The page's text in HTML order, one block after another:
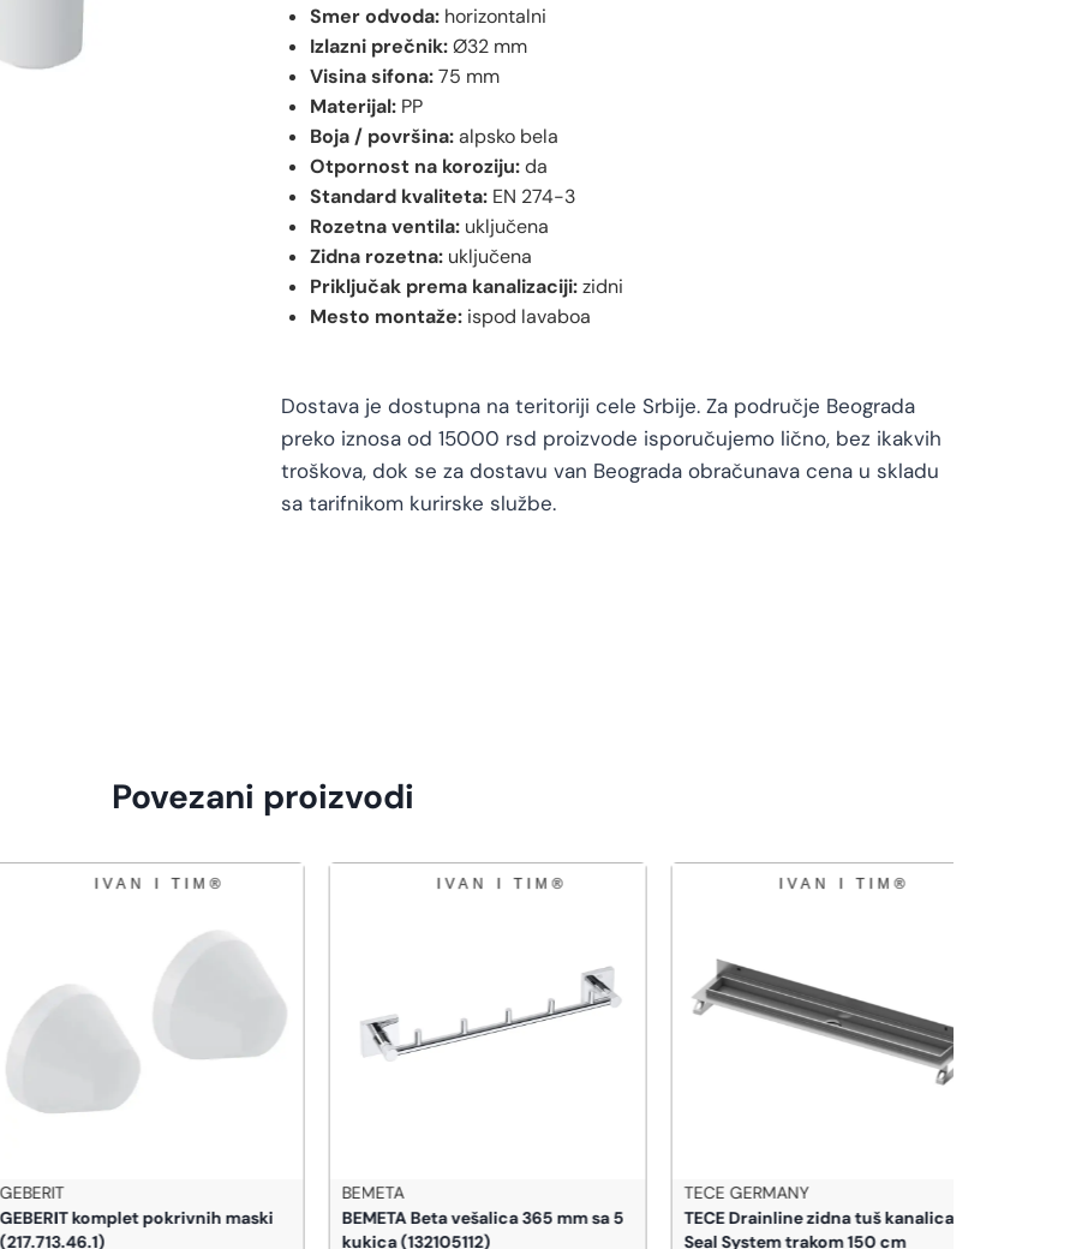
Smer odvoda: horizontalni
Izlazni prečnik:Ø32 mm
Visina sifona:75 mm
Materijal: PP
Boja / površina:alpsko bela
Otpornost na koroziju:da
Standard kvaliteta: EN 274-3
Rozetna ventila: uključena
Zidna rozetna: uključena
Priključak prema kanalizaciji:zidni
Mesto montaže: ispod lavaboa
Dostava je dostupna na teritoriji cele Srbije. Za područje Beograda
preko iznosa od 15000 rsd proizvode isporučujemo lično, bez ikakvih
troškova, dok se za dostavu van Beograda obračunava cena u skladu
sa tarifnikom kurirske službe.
Povezani proizvodi
komplet pokrivnih maski
BEMETA
BEMETA Beta vešalica 365 mm sa 5
kukica (132105112)
TECE GERMANY
TECE Drainline zidna tuš kanalica sa
Seal System trakom 150 cm